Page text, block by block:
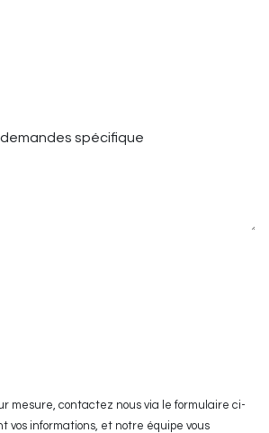
spécifique
mesure, contactez nous via le formulaire ci-
vos informations, et notre équipe vous